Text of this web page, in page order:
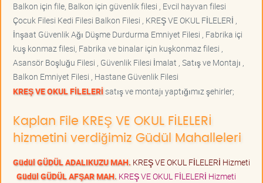
Balkon için file, Balkon için güvenlik filesi , Evcil hayvan filesi
Çocuk Filesi Kedi Filesi Balkon Filesi , KREŞ VE OKUL FİLELERİ ,
İnşaat Güvenlik Ağı Düşme Durdurma Emniyet Filesi , Fabrika içi
kuş konmaz filesi, Fabrika ve binalar için kuşkonmaz filesi ,
Asansör Boşluğu Filesi , Güvenlik Filesi İmalat , Satış ve Montajı ,
Balkon Emniyet Filesi , Hastane Güvenlik Filesi
KREŞ VE OKUL FİLELERİsatış ve montajı yaptığımız şehirler;
Kaplan File KREŞ VE OKUL FİLELERİ
hizmetini verdiğimiz Güdül Mahalleleri
Güdül GÜDÜL ADALIKUZU MAH. KREŞ VE OKUL FİLELERİ Hizmeti
Güdül GÜDÜL AFŞAR MAH. KREŞ VE OKUL FİLELERİ Hizmeti